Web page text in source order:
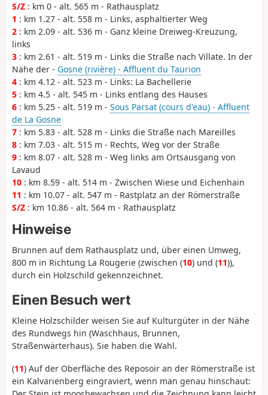
S/Z : km 0 - alt. 565 m - Rathausplatz
1 : km 1.27 - alt. 558 m - Links, asphaltierter Weg
2 : km 2.09 - alt. 536 m - Ganz kleine Dreiweg-Kreuzung,
links
3 : km 2.61 - alt. 519 m - Links die Straße nach Villate. In der
Nähe der - Gosne (rivière) - Affluent du Taurion
4 : km 4.12 - alt. 523 m - Links: La Bachellerie
5 : km 4.5 - alt. 545 m - Links entlang des Hauses
6 : km 5.25 - alt. 519 m - Sous Parsat (cours d'eau) - Affluent
de La Gosne
7 : km 5.83 - alt. 528 m - Links die Straße nach Mareilles
8 : km 7.03 - alt. 515 m - Rechts, Weg vor der Straße
9 : km 8.07 - alt. 528 m - Weg links am Ortsausgang von
Lavaud
10 : km 8.59 - alt. 514 m - Zwischen Wiese und Eichenhain
11 : km 10.07 - alt. 547 m - Rastplatz an der Römerstraße
S/Z : km 10.86 - alt. 564 m - Rathausplatz
Hinweise
Brunnen auf dem Rathausplatz und, über einen Umweg,
800 m in Richtung La Rougerie (zwischen (10) und (11)),
durch ein Holzschild gekennzeichnet.
Einen Besuch wert
Kleine Holzschilder weisen Sie auf Kulturgüter in der Nähe
des Rundwegs hin (Waschhaus, Brunnen,
Straßenwärterhaus). Sie haben die Wahl.
(11) Auf der Oberfläche des Reposoir an der Römerstraße ist
ein Kalvarienberg eingraviert, wenn man genau hinschaut: